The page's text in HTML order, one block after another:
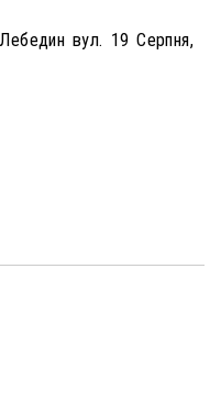
вул. 19 Серпня,